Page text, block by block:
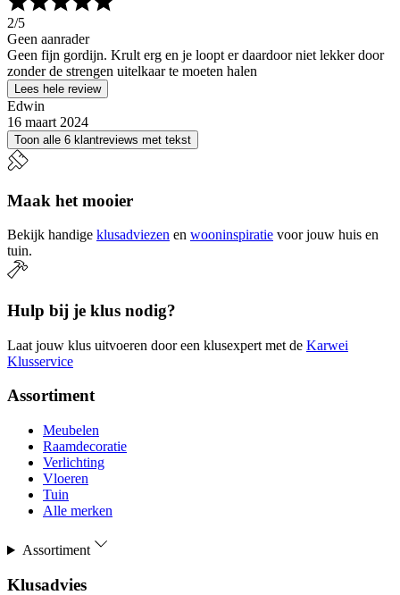
2/5
Geen aanrader
Geen fijn gordijn. Krult erg en je loopt er daardoor niet lekker door
zonder de strengen uitelkaar te moeten halen
Lees hele review
Edwin
16 maart 2024
Toon alle 6 klantreviews met tekst
Maak het mooier
Bekijk handige klusadviezen en wooninspiratie voor jouw huis en
tuin.
Hulp bij je klus nodig?
Laat jouw klus uitvoeren door een klusexpert met de Karwei
Klusservice
Assortiment
Meubelen
Raamdecoratie
Verlichting
Vloeren
Tuin
Alle merken
Assortiment
Klusadvies